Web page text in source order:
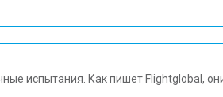
испытания. Как пишет Flightglobal,